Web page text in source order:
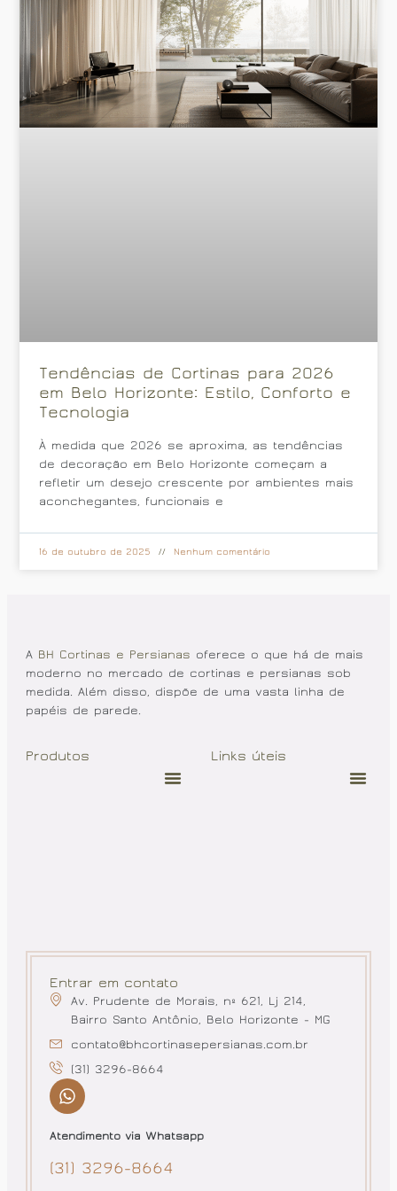
Tendências de Cortinas para 2026
em Belo Horizonte: Estilo, Conforto e
Tecnologia
À medida que 2026 se aproxima, as tendências
de decoração em Belo Horizonte começam a
refletir um desejo crescente por ambientes mais
aconchegantes, funcionais e
16 de outubro de 2025 Nenhum comentário
A BH Cortinas e Persianas oferece o que há de mais
moderno no mercado de cortinas e persianas sob
medida. Além disso, dispõe de uma vasta linha de
papéis de parede.
Produtos Links úteis
Entrar em contato
Av. Prudente de Morais, nº 621, Lj 214,
Bairro Santo Antônio, Belo Horizonte - MG
contato@bhcortinasepersianas.com.br
(31) 3296-8664
Atendimento via Whatsapp
(31) 3296-8664